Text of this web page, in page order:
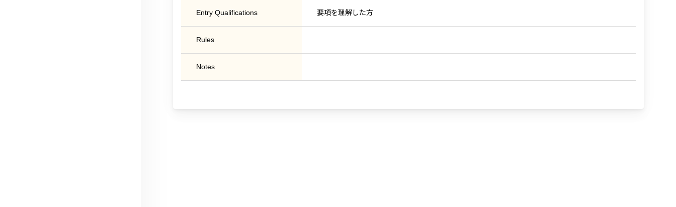
Entry Qualifications 要項を理解した方
Rules
Notes